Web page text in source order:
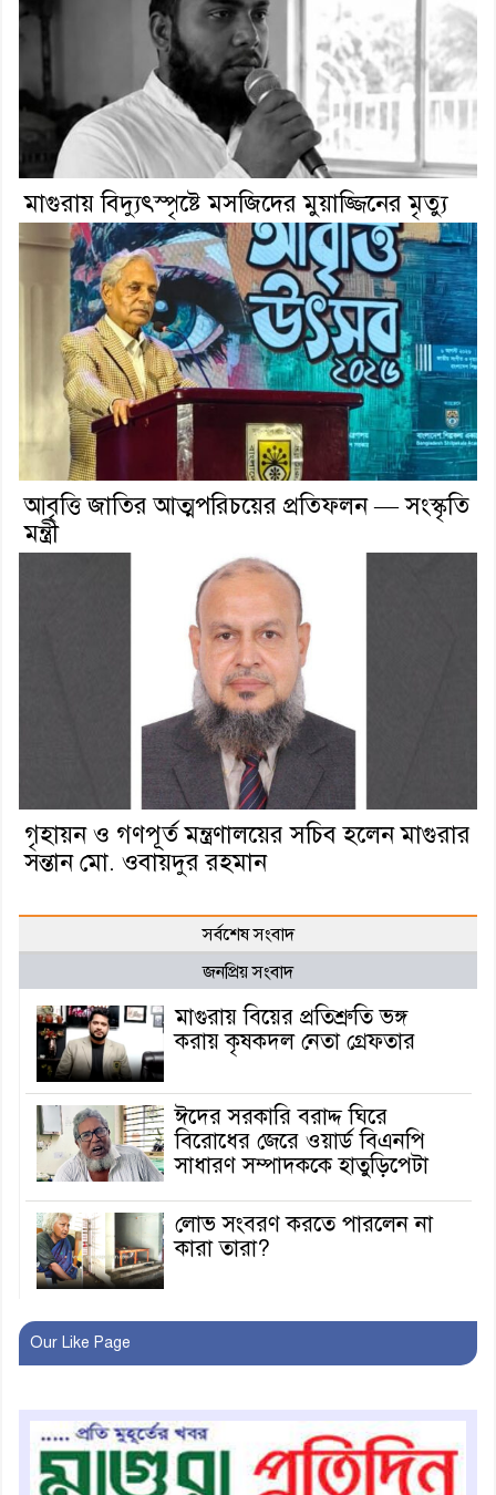
মাগুরায় বিদ্যুৎস্পৃষ্টে মসজিদের মুয়াজ্জিনের মৃত্যু
আবৃত্তি জাতির আত্মপরিচয়ের প্রতিফলন — সংস্কৃতি
মন্ত্রী
গৃহায়ন ও গণপূর্ত মন্ত্রণালয়ের সচিব হলেন মাগুরার
সন্তান মো. ওবায়দুর রহমান
সর্বশেষ সংবাদ
জনপ্রিয় সংবাদ
মাগুরায় বিয়ের প্রতিশ্রুতি ভঙ্গ
করায় কৃষকদল নেতা গ্রেফতার
ঈদের সরকারি বরাদ্দ ঘিরে
বিরোধের জেরে ওয়ার্ড বিএনপি
সাধারণ সম্পাদককে হাতুড়িপেটা
লোভ সংবরণ করতে পারলেন না
কারা তারা?
অনূর্ধ্ব-১৭ জাতীয় চ্যাম্পিয়ন মাগুরা
রোববার থেকে ভারতীয় ট্যুরিস্ট
ভিসা চালু
Our Like Page